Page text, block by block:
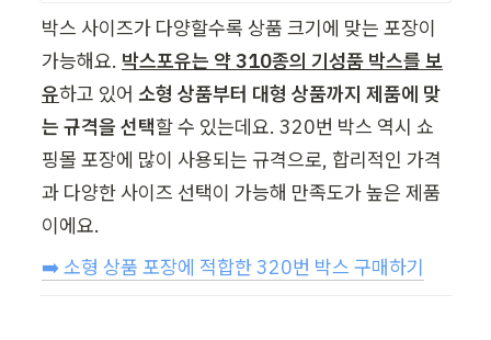
박스 사이즈가 다양할수록 상품 크기에 맞는 포장이
가능해요. 박스포유는 약 310종의 기성품 박스를 보
유하고 있어 소형 상품부터 대형 상품까지 제품에 맞
는 규격을 선택할 수 있는데요. 320번 박스 역시 쇼
핑몰 포장에 많이 사용되는 규격으로, 합리적인 가격
과 다양한 사이즈 선택이 가능해 만족도가 높은 제품
이에요.
➡️ 소형 상품 포장에 적합한 320번 박스 구매하기